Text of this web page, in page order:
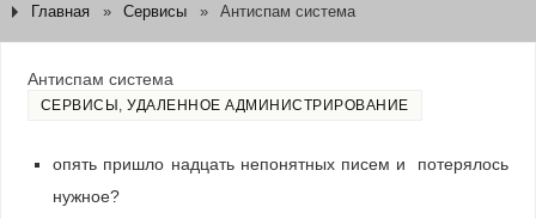
Главная » Сервисы » Антиспам система
Антиспам система
СЕРВИСЫ ,УДАЛЕННОЕ АДМИНИСТРИРОВАНИЕ
опять пришло надцать непонятных писем и потерялось
нужное?